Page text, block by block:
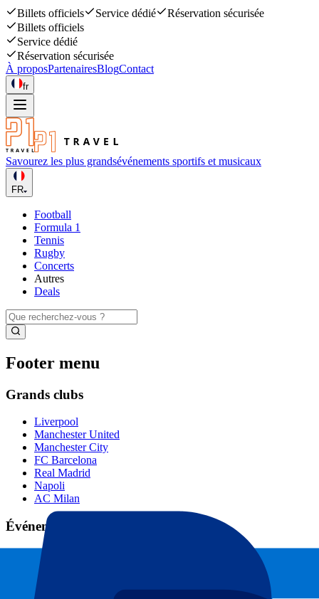
Billets officiels Service dédié
Réservation sécurisée
Billets officiels
Service dédié
Réservation sécurisée
À proposPartenairesBlogContact
fr
Savourez les plus grandsévénements sportifs et musicaux
FR
Football
Formula 1
Tennis
Rugby
Concerts
Autres
Deals
Footer menu
Grands clubs
Liverpool
Manchester United
Manchester City
FC Barcelona
Real Madrid
Napoli
AC Milan
Événements populaires
GP Espagne
GP Pays Bas
GP Italie
GP Singapour